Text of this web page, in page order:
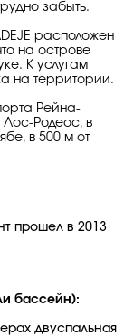
забыть.
расположен
на острове
К услугам
на территории.
Рейна-
Родеос, в
в 500 м от
прошел в 2013
бассейн):
двуспальная